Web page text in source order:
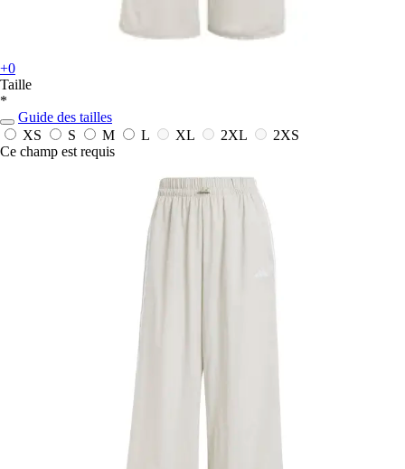
+0
Taille
*
Guide des tailles
XS
S M L XL 2XL
2XS
Ce champ est requis